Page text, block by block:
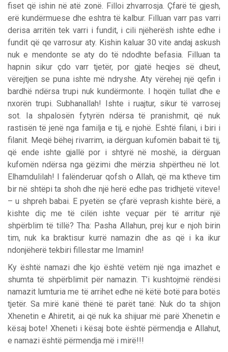
fiset që ishin në atë zonë. Filloi zhvarrosja. Çfarë të gjesh,
erë kundërmuese dhe eshtra të kalbur. Filluan varr pas varri
derisa arritën tek varri i fundit, i cili njëherësh ishte edhe i
fundit që qe varrosur aty. Kishin kaluar 30 vite andaj askush
nuk e mendonte se aty do të ndodhte befasia. Filluan ta
hapnin sikur çdo varr tjetër, por gjatë heqjes së dheut,
vërejtjen se puna ishte më ndryshe. Aty vërehej një qefin i
bardhë ndërsa trupi nuk kundërmonte. I hoqën tullat dhe e
nxorën trupi. Subhanallah! Ishte i ruajtur, sikur të varrosej
sot. Ia shpalosën fytyrën ndërsa të pranishmit, që nuk
rastisën të jenë nga familja e tij, e njohë. Është filani, i biri i
filanit. Meqë bëhej rivarrim, ia dërguan kufomën babait të tij,
që ende ishte gjallë por i shtyrë në moshë, ia dërguan
kufomën ndërsa nga gëzimi dhe mërzia shpërtheu në lot.
Elhamdulilah! I falënderuar qofsh o Allah, që ma ktheve tim
bir në shtëpi ta shoh dhe një herë edhe pas tridhjetë viteve!
– u shpreh babai. E pyetën se çfarë veprash kishte bërë, a
kishte diç me të cilën ishte veçuar për të arritur një
shpërblim të tillë? Tha: Pasha Allahun, prej kur e njoh birin
tim, nuk ka braktisur kurrë namazin dhe as që i ka ikur
ndonjëherë tekbiri fillestar me Imamin!
Ky është namazi dhe kjo është vetëm një nga imazhet e
shumta të shpërblimit për namazin. T’i kushtojmë rëndësi
namazit lumturia me të arrihet edhe në këtë botë para botës
tjetër. Sa mirë kanë thënë të parët tanë: Nuk do ta shijon
Xhenetin e Ahiretit, ai që nuk ka shijuar më parë Xhenetin e
kësaj bote! Xheneti i kësaj bote është përmendja e Allahut,
e namazi është përmendja më i mirë!!!